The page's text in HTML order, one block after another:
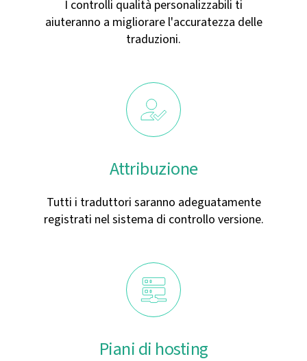
I controlli qualità personalizzabili ti
aiuteranno a migliorare l'accuratezza delle
traduzioni.
Attribuzione
Tutti i traduttori saranno adeguatamente
registrati nel sistema di controllo versione.
Piani di hosting